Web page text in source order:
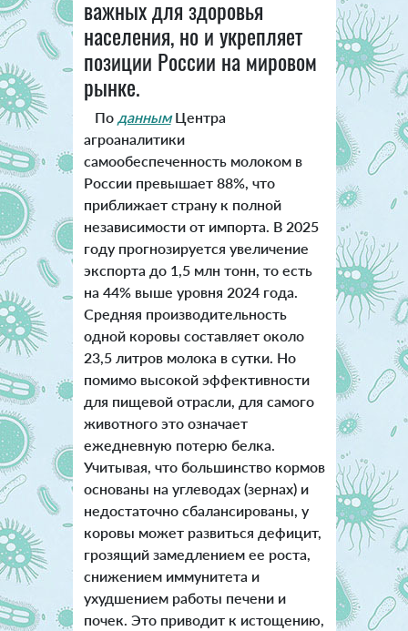
важных для здоровья
населения, но и укрепляет
позиции России на мировом
рынке.
По даннымЦентра
агроаналитики
самообеспеченность молоком в
России превышает 88%, что
приближает страну к полной
независимости от импорта. В 2025
году прогнозируется увеличение
экспорта до 1,5 млн тонн, то есть
на 44% выше уровня 2024 года.
Средняя производительность
одной коровы составляет около
23,5 литров молока в сутки. Но
помимо высокой эффективности
для пищевой отрасли, для самого
животного это означает
ежедневную потерю белка.
Учитывая, что большинство кормов
основаны на углеводах (зернах) и
недостаточно сбалансированы, у
коровы может развиться дефицит,
грозящий замедлением ее роста,
снижением иммунитета и
ухудшением работы печени и
почек. Это приводит к истощению,